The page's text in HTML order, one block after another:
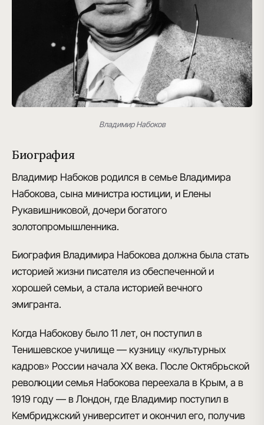
Владимир Набоков
Биография
Владимир Набоков родился в семье Владимира
Набокова, сына министра юстиции, и Елены
Рукавишниковой, дочери богатого
золотопромышленника.
Биография Владимира Набокова должна была стать
историей жизни писателя из обеспеченной и
хорошей семьи, а стала историей вечного
эмигранта.
Когда Набокову было 11 лет, он поступил в
Тенишевское училище — кузницу «культурных
кадров» России начала XX века. После Октябрьской
революции семья Набокова переехала в Крым, а в
1919 году — в Лондон, где Владимир поступил в
Кембриджский университет и окончил его, получив